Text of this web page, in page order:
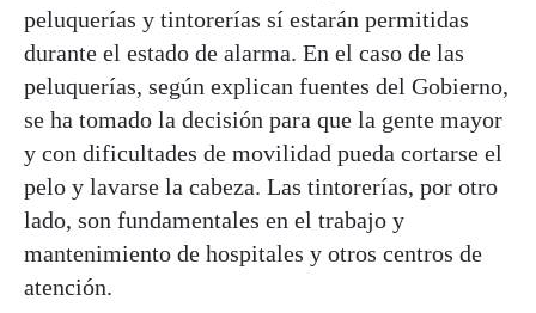
peluquerías y tintorerías sí estarán permitidas
durante el estado de alarma. En el caso de las
peluquerías, según explican fuentes del Gobierno,
se ha tomado la decisión para que la gente mayor
y con dificultades de movilidad pueda cortarse el
pelo y lavarse la cabeza. Las tintorerías, por otro
lado, son fundamentales en el trabajo y
mantenimiento de hospitales y otros centros de
atención.